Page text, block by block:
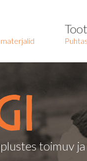
toimuv